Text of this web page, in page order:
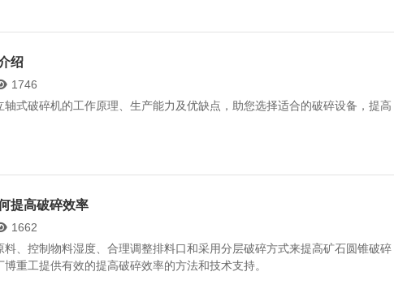
绍
1746
轴式破碎机的工作原理、生产能力及优缺点，助您选择适合的破碎设备，提高
提高破碎效率
1662
料、控制物料湿度、合理调整排料口和采用分层破碎方式来提高矿石圆锥破碎
重工提供有效的提高破碎效率的方法和技术支持。